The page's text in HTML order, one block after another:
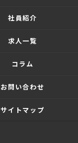
社員紹介
求人一覧
コラム
お問い合わせ
サイトマップ